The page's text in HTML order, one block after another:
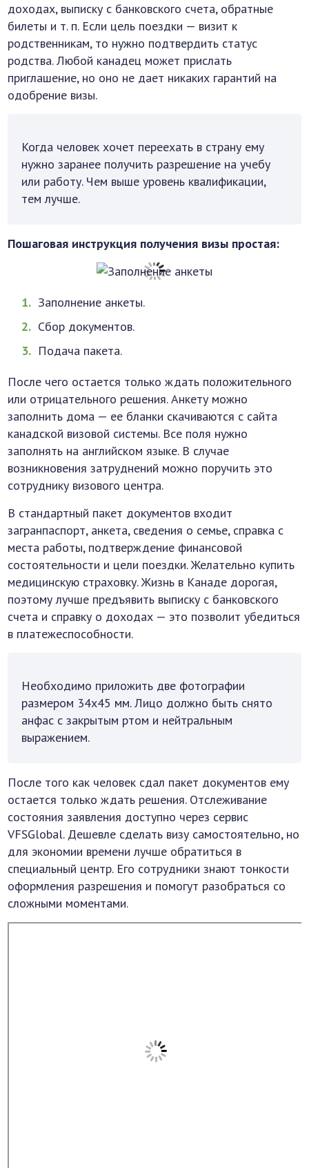
доходах, выписку с банковского счета, обратные
билеты и т. п. Если цель поездки — визит к
родственникам, то нужно подтвердить статус
родства. Любой канадец может прислать
приглашение, но оно не дает никаких гарантий на
одобрение визы.
Когда человек хочет переехать в страну ему
нужно заранее получить разрешение на учебу
или работу. Чем выше уровень квалификации,
тем лучше.
Пошаговая инструкция получения визы простая:
Заполнение анкеты.
Сбор документов.
Подача пакета.
После чего остается только ждать положительного
или отрицательного решения. Анкету можно
заполнить дома — ее бланки скачиваются с сайта
канадской визовой системы. Все поля нужно
заполнять на английском языке. В случае
возникновения затруднений можно поручить это
сотруднику визового центра.
В стандартный пакет документов входит
загранпаспорт, анкета, сведения о семье, справка с
места работы, подтверждение финансовой
состоятельности и цели поездки. Желательно купить
медицинскую страховку. Жизнь в Канаде дорогая,
поэтому лучше предъявить выписку с банковского
счета и справку о доходах — это позволит убедиться
в платежеспособности.
Необходимо приложить две фотографии
размером 34х45 мм. Лицо должно быть снято
анфас с закрытым ртом и нейтральным
выражением.
После того как человек сдал пакет документов ему
остается только ждать решения. Отслеживание
состояния заявления доступно через сервис
VFSGlobal. Дешевле сделать визу самостоятельно, но
для экономии времени лучше обратиться в
специальный центр. Его сотрудники знают тонкости
оформления разрешения и помогут разобраться со
сложными моментами.